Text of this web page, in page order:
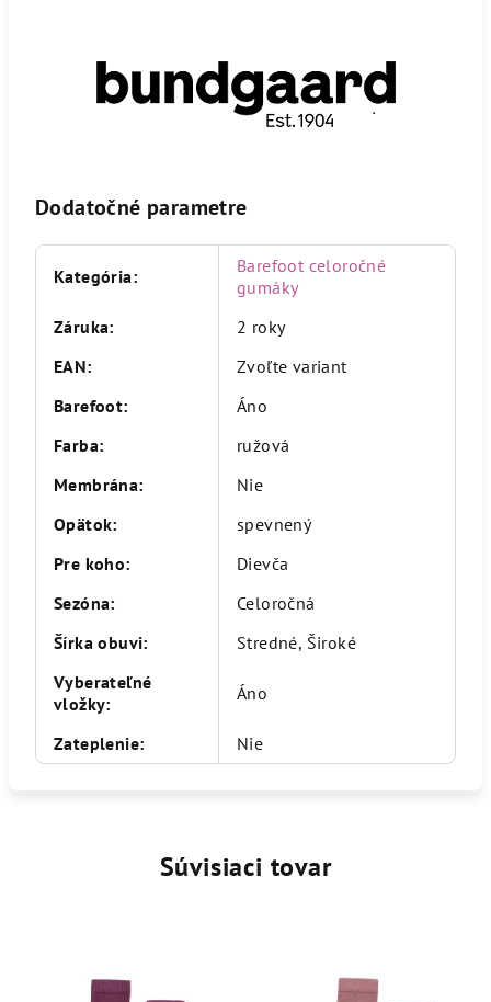
Dodatočné parametre
Kategória:
Barefoot celoročné
gumáky
Záruka:
2 roky
EAN:
Zvoľte variant
Barefoot:
Áno
Farba:
ružová
Membrána:
Nie
Opätok:
spevnený
Pre koho:
Dievča
Sezóna:
Celoročná
Šírka obuvi:
Stredné, Široké
Vyberateľné
vložky: Áno
Zateplenie: Nie
Súvisiaci tovar